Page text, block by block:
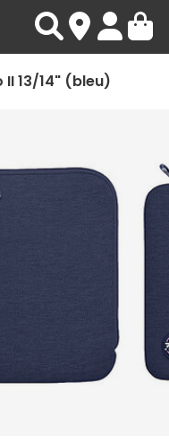
II 13/14" (bleu)